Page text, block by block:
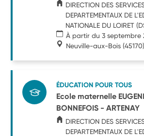
DIRECTION DES
DEPARTEMENTAUX DE
NATIONALE DU LOIRET
À partir du 3 septembre
Neuville-aux-Bois (45170)
ÉDUCATION POUR TOUS
Ecole maternelle
BONNEFOIS - ARTENAY
DIRECTION DES
DEPARTEMENTAUX DE